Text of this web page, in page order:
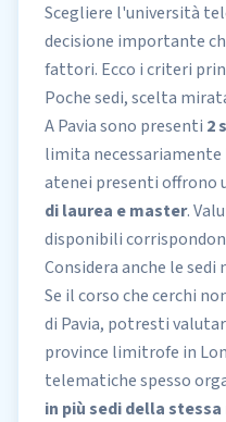
Scegliere l'università
decisione importante
fattori. Ecco i criteri
Poche sedi, scelta
A Pavia sono presenti 2
limita
atenei presenti offrono
di laurea e master.
disponibili
Considera anche le
Se il corso che cerchi
di Pavia, potresti
province limitrofe in
telematiche spesso
in più sedi della